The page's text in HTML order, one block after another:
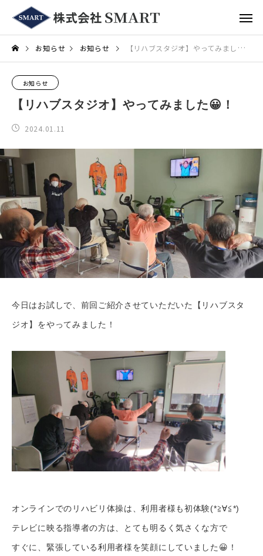
お知らせ お知らせ 【リハブスタジオ】やってみました😀！
お知らせ
【リハブスタジオ】やってみました😀！
2024.01.11
今日はお試しで、前回ご紹介させていただいた【リハブスタ
ジオ】をやってみました！
オンラインでのリハビリ体操は、利用者様も初体験(*≧∀≦*)
テレビに映る指導者の方は、とても明るく気さくな方で
すぐに、緊張している利用者様を笑顔にしていました😀！